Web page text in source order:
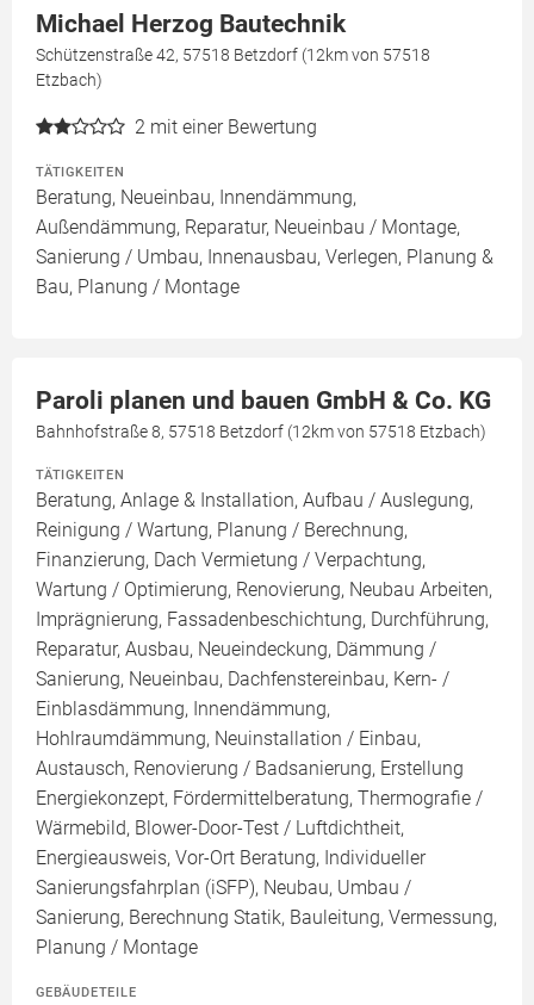
Michael Herzog Bautechnik
Schützenstraße 42, 57518 Betzdorf (12km von 57518
Etzbach)
2 mit einer Bewertung
TÄTIGKEITEN
Beratung, Neueinbau, Innendämmung,
Außendämmung, Reparatur, Neueinbau / Montage,
Sanierung / Umbau, Innenausbau, Verlegen, Planung &
Bau, Planung / Montage
Paroli planen und bauen GmbH & Co. KG
Bahnhofstraße 8, 57518 Betzdorf (12km von 57518 Etzbach)
TÄTIGKEITEN
Beratung, Anlage & Installation, Aufbau / Auslegung,
Reinigung / Wartung, Planung / Berechnung,
Finanzierung, Dach Vermietung / Verpachtung,
Wartung / Optimierung, Renovierung, Neubau Arbeiten,
Imprägnierung, Fassadenbeschichtung, Durchführung,
Reparatur, Ausbau, Neueindeckung, Dämmung /
Sanierung, Neueinbau, Dachfenstereinbau, Kern- /
Einblasdämmung, Innendämmung,
Hohlraumdämmung, Neuinstallation / Einbau,
Austausch, Renovierung / Badsanierung, Erstellung
Energiekonzept, Fördermittelberatung, Thermografie /
Wärmebild, Blower-Door-Test / Luftdichtheit,
Energieausweis, Vor-Ort Beratung, Individueller
Sanierungsfahrplan (iSFP), Neubau, Umbau /
Sanierung, Berechnung Statik, Bauleitung, Vermessung,
Planung / Montage
GEBÄUDETEILE